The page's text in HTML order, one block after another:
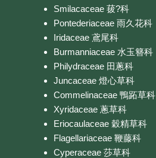
Smilacaceae 菝?科
Pontederiaceae 雨久花科
Iridaceae 鳶尾科
Burmanniaceae 水玉簪科
Philydraceae 田蔥科
Juncaceae 燈心草科
Commelinaceae 鴨跖草科
Xyridaceae 蔥草科
Eriocaulaceae 穀精草科
Flagellariaceae 鞭藤科
Cyperaceae 莎草科